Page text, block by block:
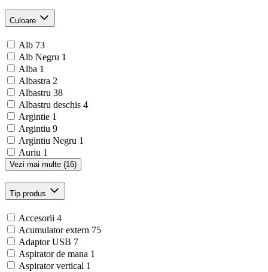
Culoare
Alb 73
Alb Negru 1
Alba 1
Albastra 2
Albastru 38
Albastru deschis 4
Argintie 1
Argintiu 9
Argintiu Negru 1
Auriu 1
Vezi mai multe (16)
Tip produs
Accesorii 4
Acumulator extern 75
Adaptor USB 7
Aspirator de mana 1
Aspirator vertical 1